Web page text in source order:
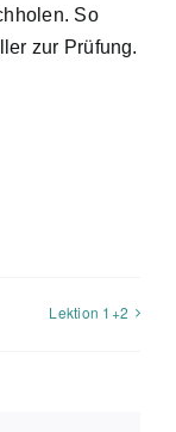
So
zur Prüfung.
Lektion 1+2